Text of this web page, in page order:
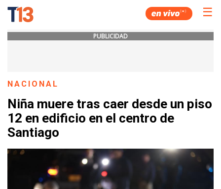
☰
PUBLICIDAD
NACIONAL
Niña muere tras caer desde un piso
12 en edificio en el centro de
Santiago